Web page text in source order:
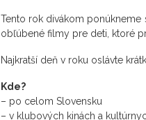
Tento rok divákom ponúkneme
obľúbené filmy pre deti, ktoré
Najkratší deň v roku oslávte
Kde?
– po celom Slovensku
– v klubových kinách a